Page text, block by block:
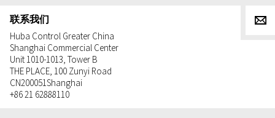
联系我们
Huba Control Greater China
Shanghai Commercial Center
Unit 1010-1013, Tower B
THE PLACE, 100 Zunyi Road
CN200051Shanghai
+86 21 62888110
g